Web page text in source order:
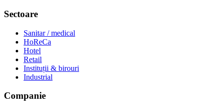
Sectoare
Sanitar / medical
HoReCa
Hotel
Retail
Instituții & birouri
Industrial
Companie